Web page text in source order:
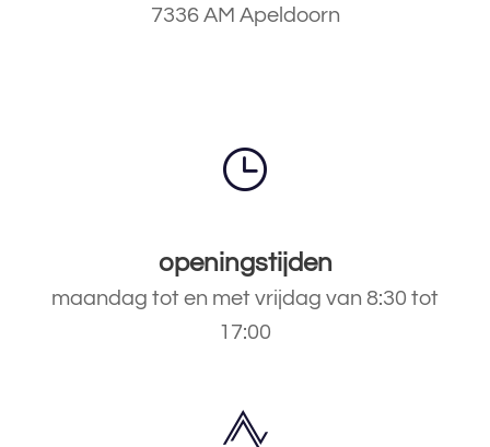
7336 AM Apeldoorn
openingstijden
maandag tot en met vrijdag van 8:30 tot
17:00